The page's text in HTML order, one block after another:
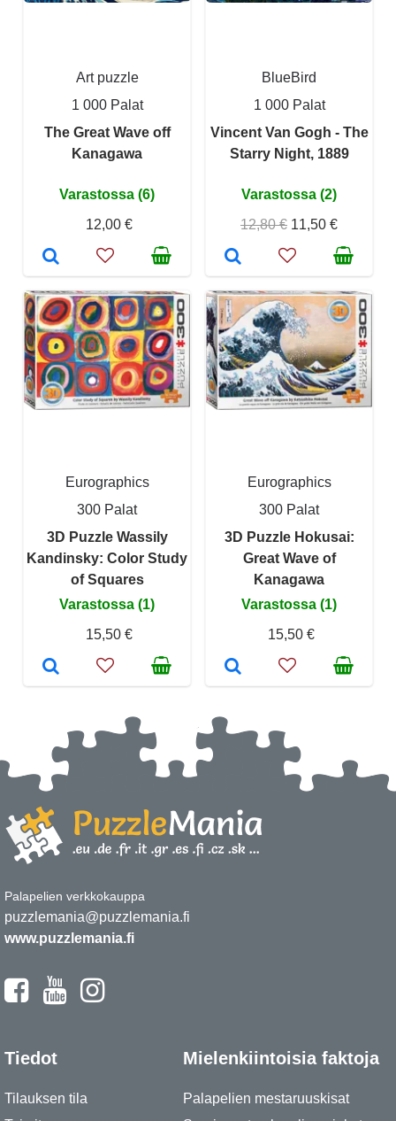
Art puzzle
1 000 Palat
The Great Wave off
Kanagawa
Varastossa (6)
12,00 €
BlueBird
1 000 Palat
Vincent Van Gogh - The
Starry Night, 1889
Varastossa (2)
12,80 € 11,50 €
Eurographics
300 Palat
3D Puzzle Wassily
Kandinsky: Color Study
of Squares
Varastossa (1)
15,50 €
Eurographics
300 Palat
3D Puzzle Hokusai:
Great Wave of
Kanagawa
Varastossa (1)
15,50 €
Palapelien verkkokauppa
puzzlemania@puzzlemania.fi
www.puzzlemania.fi
Tiedot
Tilauksen tila
Mielenkiintoisia faktoja
Palapelien mestaruuskisat